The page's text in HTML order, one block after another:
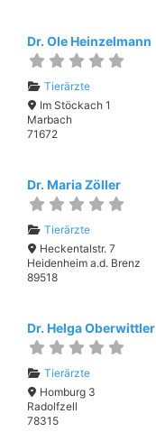
Dr. Ole Heinzelmann
Tierärzte
Im Stöckach 1
Marbach
71672
Dr. Maria Zöller
Tierärzte
Heckentalstr. 7
Heidenheim a.d. Brenz
89518
Dr. Helga Oberwittler
Tierärzte
Homburg 3
Radolfzell
78315